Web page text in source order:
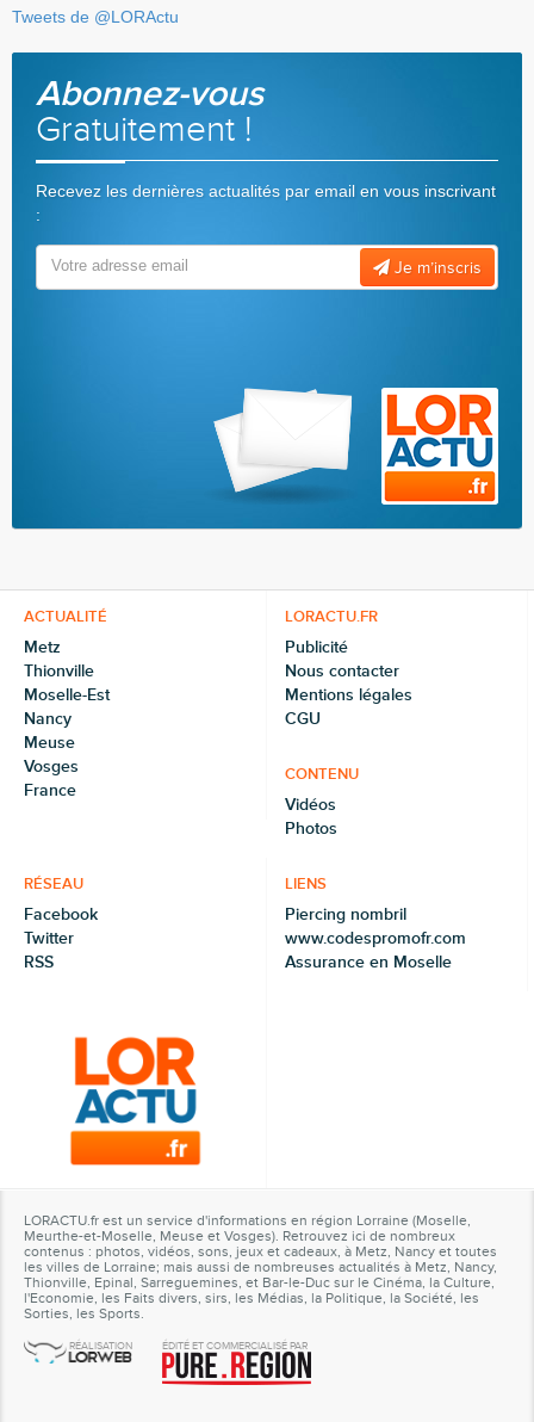
Tweets de @LORActu
Abonnez-vous
Gratuitement !
Recevez les dernières actualités par email en vous inscrivant
:
Je m’inscris
ACTUALITÉ
Metz
Thionville
Moselle-Est
Nancy
Meuse
Vosges
France
LORACTU.FR
Publicité
Nous contacter
Mentions légales
CGU
CONTENU
Vidéos
Photos
RÉSEAU
Facebook
Twitter
RSS
LIENS
Piercing nombril
www.codespromofr.com
Assurance en Moselle
LORACTU.fr est un service d'informations en région Lorraine (Moselle,
Meurthe-et-Moselle, Meuse et Vosges). Retrouvez ici de nombreux
contenus : photos, vidéos, sons, jeux et cadeaux, à Metz, Nancy et toutes
les villes de Lorraine; mais aussi de nombreuses actualités à Metz, Nancy,
Thionville, Epinal, Sarreguemines, et Bar-le-Duc sur le Cinéma, la Culture,
l'Economie, les Faits divers, sirs, les Médias, la Politique, la Société, les
Sorties, les Sports.
RÉALISATION ÉDITÉ ET COMMERCIALISÉ PAR